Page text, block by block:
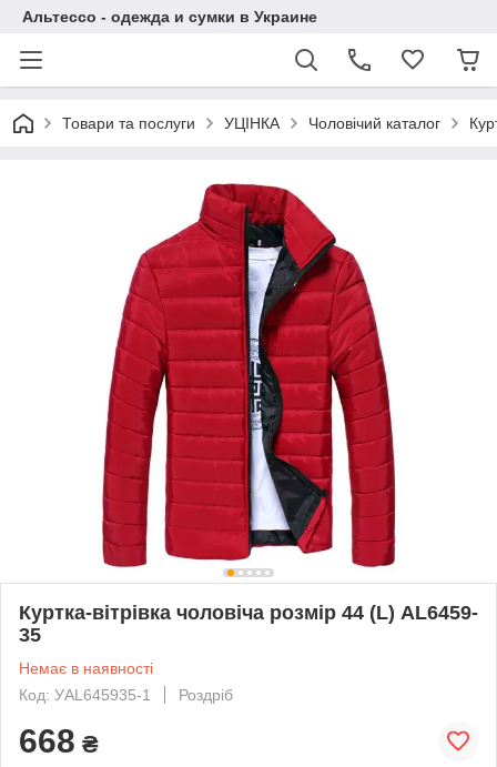
Альтессо - одежда и сумки в Украине
Товари та послуги УЦІНКА Чоловічий каталог
Куртка-вітрівка чоловіча розмір 44 (L) AL6459-
35
Немає в наявності
Код: УAL645935-1
Роздріб
668 ₴